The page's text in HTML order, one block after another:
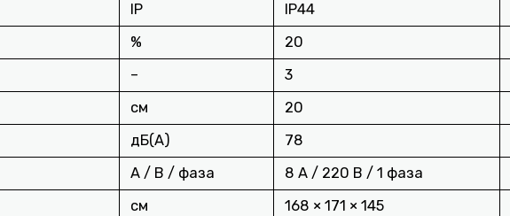
IP IP44
% 20
– 3
см 20
дБ(A) 78
А / В / фаза 8 А / 220 В / 1 фаза
см 168 × 171 × 145